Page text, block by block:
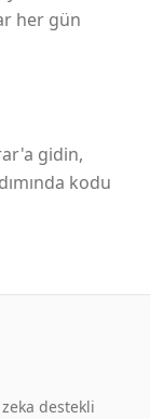
her gün
gidin,
kodu
destekli